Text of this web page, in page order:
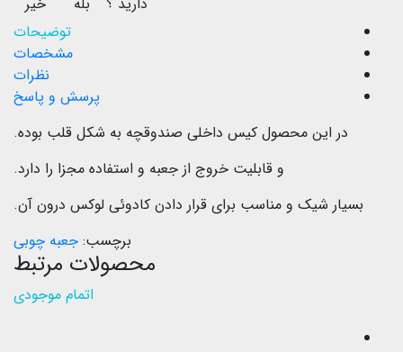
توضیحات
مشخصات
نظرات
پرسش و پاسخ
در این محصول کیس داخلی صندوقچه به شکل قلب بوده.
و قابلیت خروج از جعبه و استفاده مجزا را دارد.
بسیار شیک و مناسب برای قرار دادن کادوئی لوکس درون آن.
برچسب: جعبه چوبی
محصولات مرتبط
اتمام موجودی